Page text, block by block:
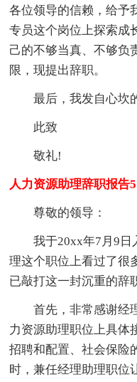
各位领导的信赖，给予
专员这个岗位上探索成
己的不够当真、不够负
限，现提出辞职。
最后，我发自心坎
此致
敬礼!
人力资源助理辞职报告5
尊敬的领导：
我于20xx年7月9日
理这个职位上看过了很
已敲打这一封沉重的辞
首先，非常感谢经
力资源助理职位上具体
招聘和配置、社会保险
时，兼任经理助理职位